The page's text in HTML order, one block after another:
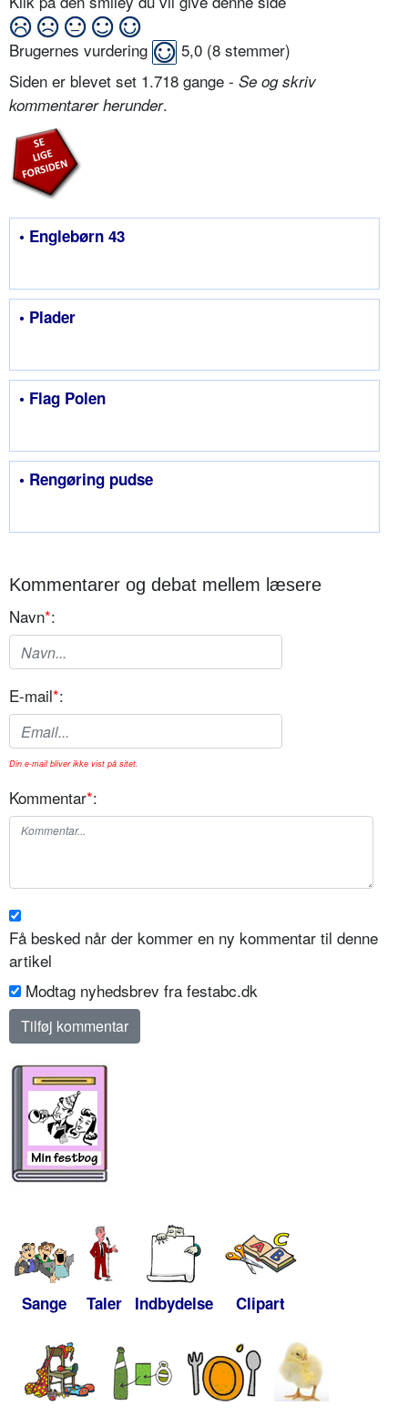
Brugernes vurdering 5,0 (8 stemmer)
Siden er blevet set 1.718 gange - Se og skriv
kommentarer herunder.
• Englebørn 43
• Plader
• Flag Polen
• Rengøring pudse
Kommentarer og debat mellem læsere
Navn*:
E-mail*:
Din e-mail bliver ikke vist på sitet.
Kommentar*:
Få besked når der kommer en ny kommentar til denne
artikel
Modtag nyhedsbrev fra festabc.dk
Sange Taler Indbydelse Clipart